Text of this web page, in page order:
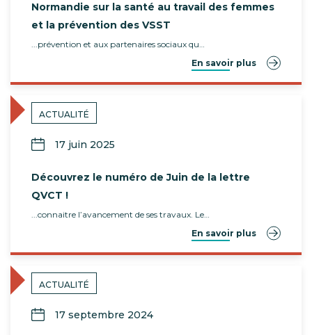
Normandie sur la santé au travail des femmes
et la prévention des VSST
...prévention et aux partenaires sociaux qu…
En savoir plus
ACTUALITÉ
17 juin 2025
Découvrez le numéro de Juin de la lettre
QVCT !
...connaitre l’avancement de ses travaux. Le…
En savoir plus
ACTUALITÉ
17 septembre 2024